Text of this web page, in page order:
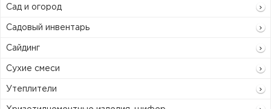
Сад и огород
Садовый инвентарь
Сайдинг
Сухие смеси
Утеплители